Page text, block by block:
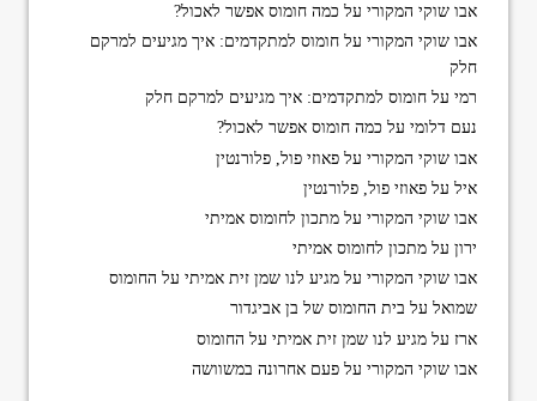
אבו שוקי המקורי על כמה חומוס אפשר לאכול?
אבו שוקי המקורי עלחומוס למתקדמים: איך מגיעים למרקם
חלק
רמי עלחומוס למתקדמים: איך מגיעים למרקם חלק
נעם דלומי על כמה חומוס אפשר לאכול?
אבו שוקי המקורי עלפאוזי פול, פלורנטין
איל עלפאוזי פול, פלורנטין
אבו שוקי המקורי עלמתכון לחומוס אמיתי
ירון עלמתכון לחומוס אמיתי
אבו שוקי המקורי עלמגיע לנו שמן זית אמיתי על החומוס
שמואל על בית החומוס של בן אביגדור
ארז עלמגיע לנו שמן זית אמיתי על החומוס
אבו שוקי המקורי עלפעם אחרונה במשוושה